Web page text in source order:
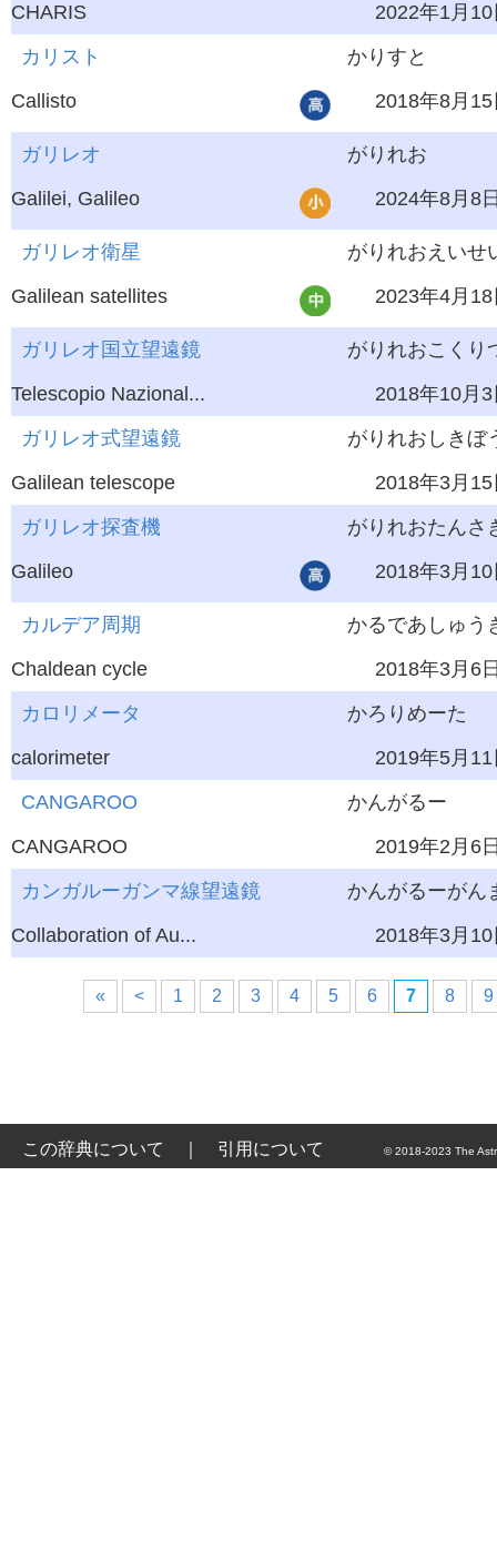
CHARIS
2022年1月10
カリスト
かりすと
Callisto
2018年8月15
ガリレオ
がりれお
Galilei, Galileo
2024年8月8
ガリレオ衛星
がりれおえいせ
Galilean satellites
2023年4月18
ガリレオ国立望遠鏡
がりれおこくり
Telescopio Nazional...
2018年10月3
ガリレオ式望遠鏡
がりれおしきぼ
Galilean telescope
2018年3月15
ガリレオ探査機
がりれおたんさ
Galileo
2018年3月10
カルデア周期
かるであしゅう
Chaldean cycle
2018年3月6
カロリメータ
かろりめーた
calorimeter
2019年5月11
CANGAROO
かんがるー
CANGAROO
2019年2月6
カンガルーガンマ線望遠鏡
かんがるーがん
Collaboration of Au...
2018年3月10
« < 1 2 3 4 5 6 7 8 9
この辞典について 引用について © 2018-2023 The